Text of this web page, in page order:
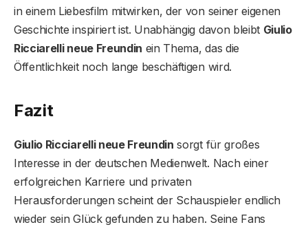
in einem Liebesfilm mitwirken, der von seiner eigenen
Geschichte inspiriert ist. Unabhängig davon bleibt Giulio
Ricciarelli neue Freundin ein Thema, das die
Öffentlichkeit noch lange beschäftigen wird.
Fazit
Giulio Ricciarelli neue Freundin sorgt für großes
Interesse in der deutschen Medienwelt. Nach einer
erfolgreichen Karriere und privaten
Herausforderungen scheint der Schauspieler endlich
wieder sein Glück gefunden zu haben. Seine Fans